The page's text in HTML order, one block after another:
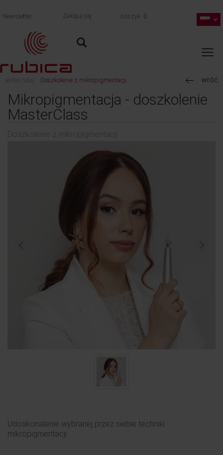
Newsletter Zaloguj się Koszyk 0
jesteś tutaj: Doszkolenie z mikropigmentacji wróć
Mikropigmentacja - doszkolenie
MasterClass
Doszkolenie z mikropigmentacji
Udoskonalenie wybranej przez siebie techniki
mikropigmentacji.